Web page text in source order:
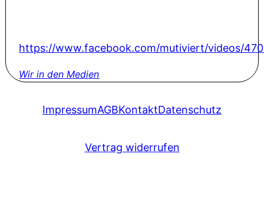
https://www.facebook.com/mutiviert/videos/
Wir in den Medien
ImpressumAGBKontaktDatenschutz
Vertrag widerrufen